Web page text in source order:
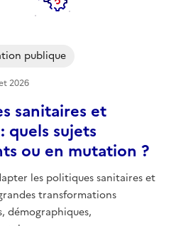
sanitaires et
quels sujets
ou en mutation ?
les politiques sanitaires et
transformations
démographiques,
publique
2026